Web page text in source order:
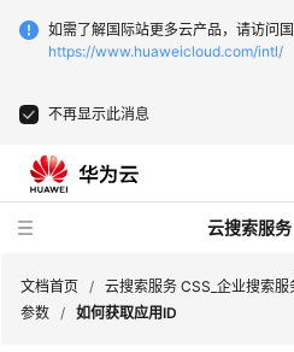
如需了解国际站更多云产品，请访问国
https://www.huaweicloud.com/intl/
不再显示此消息
云搜索服务
文档首页 / 云搜索服务 CSS_企业搜索
参数 / 如何获取应用ID